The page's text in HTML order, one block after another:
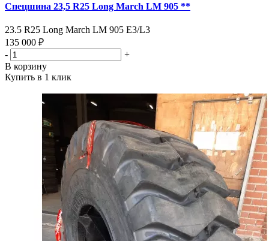
Спецшина 23,5 R25 Long March LM 905 **
23.5 R25 Long March LM 905 E3/L3
135 000 ₽
-
+
В корзину
Купить в 1 клик